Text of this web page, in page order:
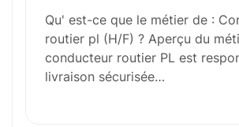
Outils et Technologies ️
Qu' est-ce que le métier de :
routier pl (H/F) ? Aperçu du
conducteur routier PL est
livraison sécurisée…